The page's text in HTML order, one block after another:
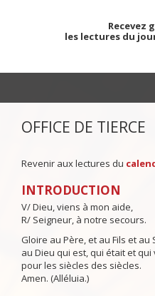
Recevez
les lectures du
OFFICE DE TIERCE
Revenir aux lectures du
INTRODUCTION
V/ Dieu, viens à mon aide,
R/ Seigneur, à notre secours.
Gloire au Père, et au Fils et au
au Dieu qui est, qui était et qui
pour les siècles des siècles.
Amen. (Alléluia.)